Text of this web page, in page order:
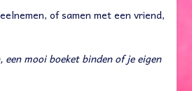
of samen met een vriend,
een mooi boeket binden of je eigen